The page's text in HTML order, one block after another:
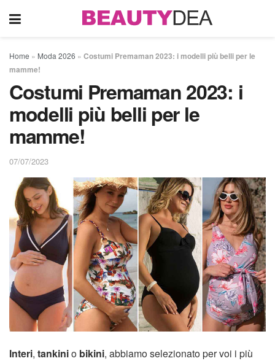
Home » Moda 2026 » Costumi Premaman 2023: i modelli più belli per le
mamme!
Costumi Premaman 2023: i
modelli più belli per le
mamme!
07/07/2023
Interi, tankinio bikini, abbiamo selezionato per voi i più